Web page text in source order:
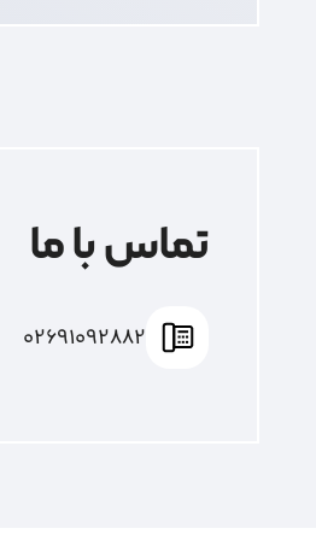
تماس با ما
02691092882